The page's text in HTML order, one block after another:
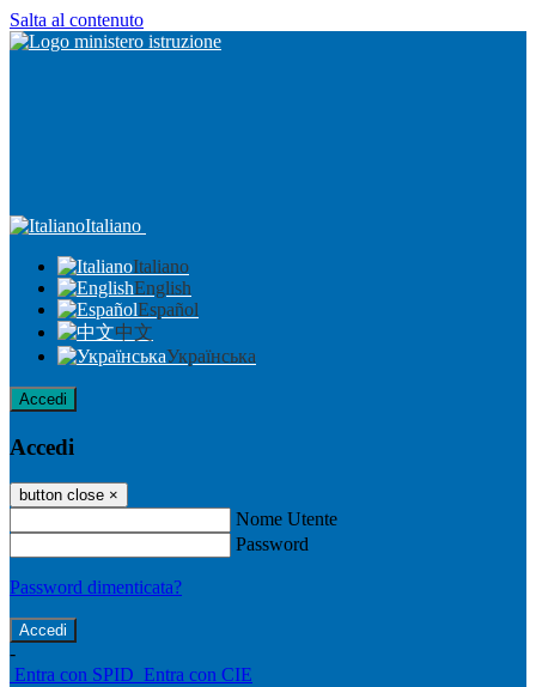
Salta al contenuto
Italiano
Italiano
English
Español
中文
Українська
Accedi
Accedi
button close ×
Nome Utente
Password
Password dimenticata?
-
Entra con SPID Entra con CIE